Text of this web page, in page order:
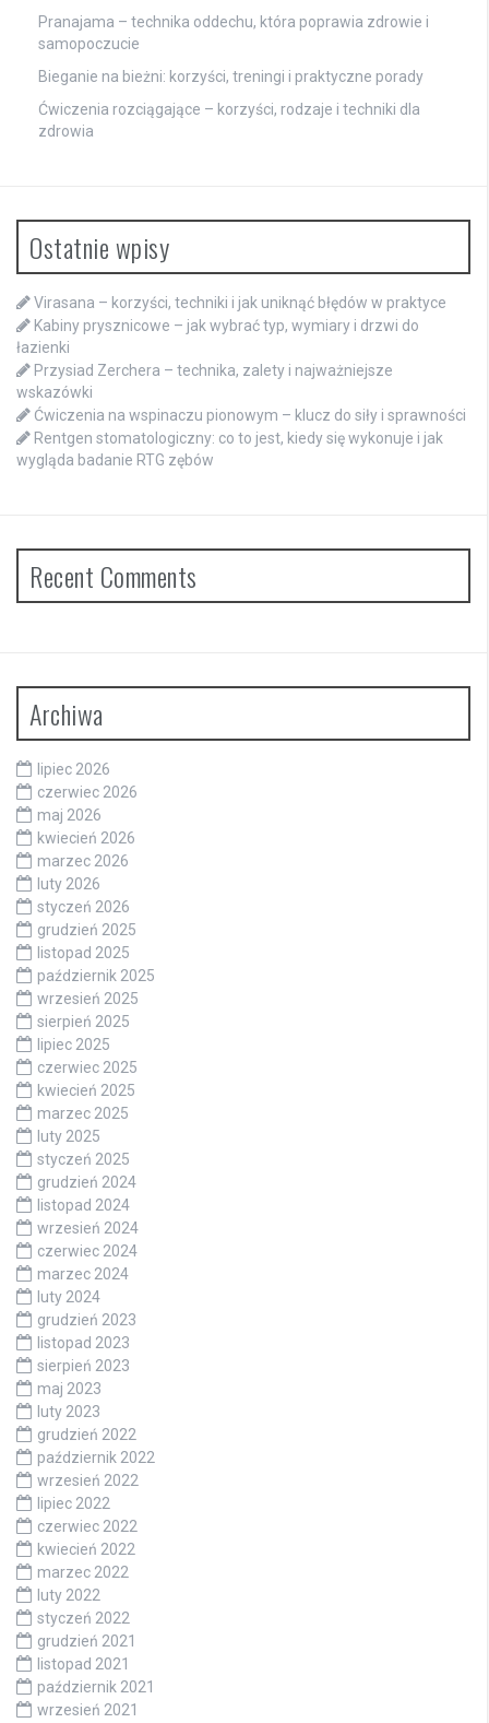
Pranajama – technika oddechu, która poprawia zdrowie i
samopoczucie
Bieganie na bieżni: korzyści, treningi i praktyczne porady
Ćwiczenia rozciągające – korzyści, rodzaje i techniki dla
zdrowia
Ostatnie wpisy
Virasana – korzyści, techniki i jak uniknąć błędów w praktyce
Kabiny prysznicowe – jak wybrać typ, wymiary i drzwi do
łazienki
Przysiad Zerchera – technika, zalety i najważniejsze
wskazówki
Ćwiczenia na wspinaczu pionowym – klucz do siły i sprawności
Rentgen stomatologiczny: co to jest, kiedy się wykonuje i jak
wygląda badanie RTG zębów
Recent Comments
Archiwa
lipiec 2026
czerwiec 2026
maj 2026
kwiecień 2026
marzec 2026
luty 2026
styczeń 2026
grudzień 2025
listopad 2025
październik 2025
wrzesień 2025
sierpień 2025
lipiec 2025
czerwiec 2025
kwiecień 2025
marzec 2025
luty 2025
styczeń 2025
grudzień 2024
listopad 2024
wrzesień 2024
czerwiec 2024
marzec 2024
luty 2024
grudzień 2023
listopad 2023
sierpień 2023
maj 2023
luty 2023
grudzień 2022
październik 2022
wrzesień 2022
lipiec 2022
czerwiec 2022
kwiecień 2022
marzec 2022
luty 2022
styczeń 2022
grudzień 2021
listopad 2021
październik 2021
wrzesień 2021